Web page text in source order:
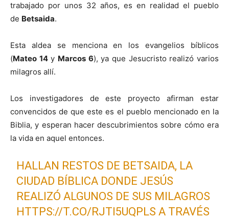
trabajado por unos 32 años, es en realidad el pueblo
de Betsaida.
Esta aldea se menciona en los evangelios bíblicos
(Mateo 14y Marcos 6), ya que Jesucristo realizó varios
milagros allí.
Los investigadores de este proyecto afirman estar
convencidos de que este es el pueblo mencionado en la
Biblia, y esperan hacer descubrimientos sobre cómo era
la vida en aquel entonces.
HALLAN RESTOS DE BETSAIDA, LA
CIUDAD BÍBLICA DONDE JESÚS
REALIZÓ ALGUNOS DE SUS MILAGROS
HTTPS://T.CO/RJTI5UQPLS A TRAVÉS